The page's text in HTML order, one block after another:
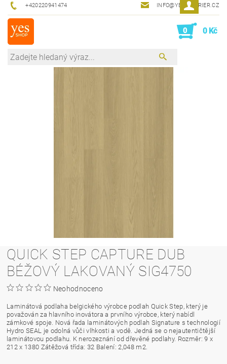
+420220941474 INFO@YESINTERIER.CZ
0 0 Kč
QUICK STEP CAPTURE DUB
BÉŽOVÝ LAKOVANÝ SIG4750
Neohodnoceno
Laminátová podlaha belgického výrobce podlah Quick Step, který je
považován za hlavního inovátora a prvního výrobce, který nabídl
zámkové spoje. Nová řada laminátových podlah Signature s technologií
Hydro SEAL je odolná vůči vlhkosti a vodě. Jedná se o nejautentičtější
laminátovou podlahu. K nerozeznání od dřevěné podlahy. Rozměr: 9 x
212 x 1380 Zátěžová třída: 32 Balení: 2,048 m2.